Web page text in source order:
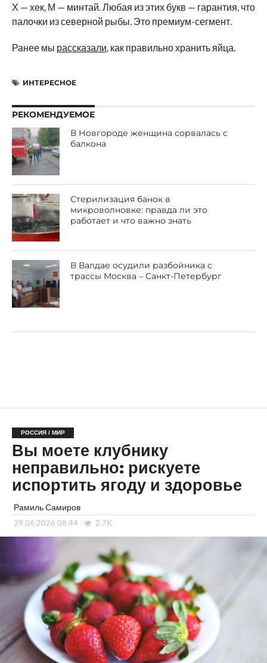
Х — хек, М — минтай. Любая из этих букв — гарантия, что
палочки из северной рыбы. Это премиум-сегмент.
Ранее мы рассказали, как правильно хранить яйца.
ИНТЕРЕСНОЕ
РЕКОМЕНДУЕМОЕ
В Новгороде женщина сорвалась с
балкона
Стерилизация банок в
микроволновке: правда ли это
работает и что важно знать
В Валдае осудили разбойника с
трассы Москва – Санкт-Петербург
РОССИЯ / МИР
Вы моете клубнику
неправильно: рискуете
испортить ягоду и здоровье
Рамиль Самиров
29.06.2026 08:44 2.7K